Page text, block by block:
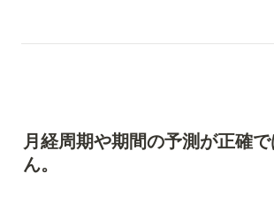
月経周期や期間の予測が正確
ん。